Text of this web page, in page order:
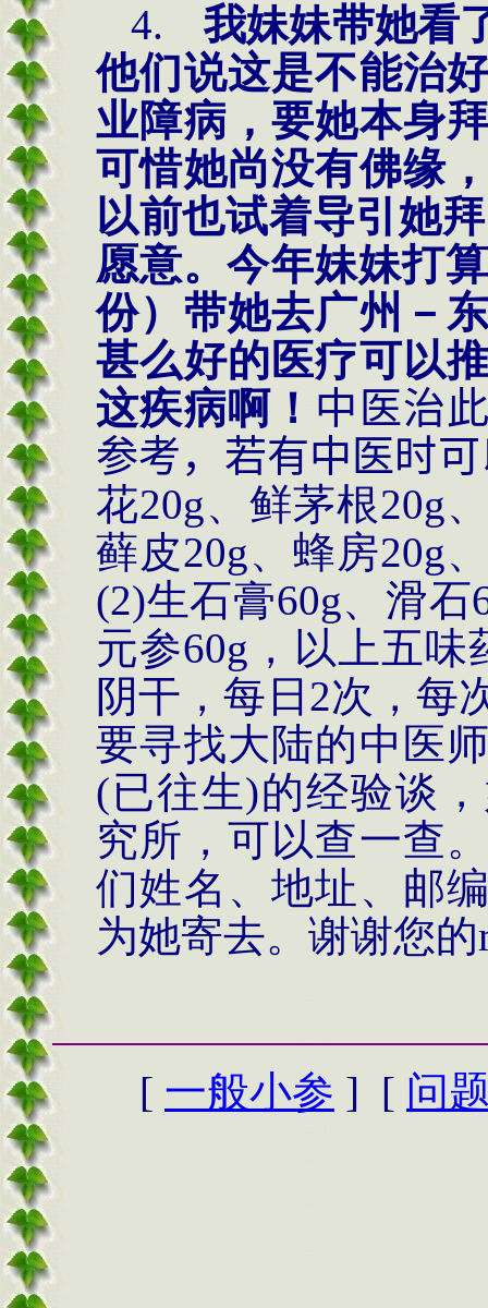
4.
我妹妹带她看
他们说这是不能治
业障病，要她本身
可惜她尚没有佛缘
以前也试着导引她拜
愿意。今年妹妹打
份）带她去广州－
甚么好的医疗可以
这疾病啊！ 中医治
参考，若有中医时
花20g、鲜茅根20g
藓皮20g、蜂房20g
(2)生石膏60g、滑石
元参60g ，以上五
阴干，每日 2次，每
要寻找大陆的中医
(已往生)的经验谈
究所，可以查一查
们姓名、地址、邮
为她寄去。谢谢您的
[ 一般小参 ] [ 问